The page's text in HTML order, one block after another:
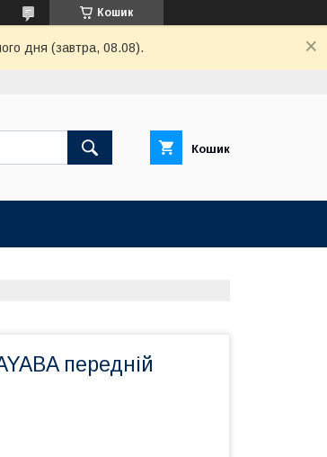
Кошик
дня (завтра, 08.08).
Кошик
передній